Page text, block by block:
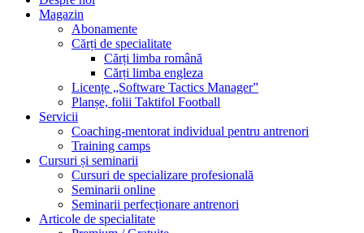
Magazin
Abonamente
Cărți de specialitate
Cărți limba română
Cărți limba engleza
Licențe „Software Tactics Manager”
Planșe, folii Taktifol Football
Servicii
Coaching-mentorat individual pentru antrenori
Training camps
Cursuri și seminarii
Cursuri de specializare profesională
Seminarii online
Seminarii perfecționare antrenori
Articole de specialitate